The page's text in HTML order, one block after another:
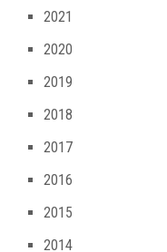
2021
2020
2019
2018
2017
2016
2015
2014